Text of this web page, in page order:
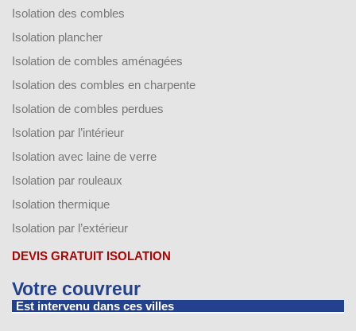
Isolation des combles
Isolation plancher
Isolation de combles aménagées
Isolation des combles en charpente
Isolation de combles perdues
Isolation par l’intérieur
Isolation avec laine de verre
Isolation par rouleaux
Isolation thermique
Isolation par l’extérieur
DEVIS GRATUIT ISOLATION
Votre couvreur
Est intervenu dans ces villes